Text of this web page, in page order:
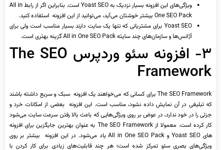
ویژگی‌های این افزونه بسیار نزدیک به Yoast SEO است. بنابراین اگر از رابط All in
One SEO Pack بیشتر خوشتان می‌آید، می‌توانید از این افزونه استفاده کنید.
Yoast SEO برای مشتریانی که تنها یک سایت دارند بسیار مناسب است ولی برای
آژانس‌ها و سازمان‌های چند سایته All in One SEO Pack گزینه بهتری است.
۳- افزونه سئو وردپرس The SEO
Framework
The SEO Framework برای کسانی که می‌خواهند یک افزونه سبک و سریع داشته باشند
که تبلیغی در آن نمایش داده نشود، مناسب است. این افزونه بعضی از امکانات خرد و
جزئی را در خود ندارد، در عوض بر روی ویژگی‌هایی که باعث بالا رفتن سرعت سایت می‌شود
کار کرده است. معمولا از The SEO Framework به عنوان بهترین جایگزین برای افزونه
‌های Yoast SEO و All in One SEO Pack یاد می‌شود. در این افزونه بیشتر بر روی
ویژگی‌های بصری سئو تمرکز شده است؛ هر چند قابلیت‌های زیادی برای کار کردن با